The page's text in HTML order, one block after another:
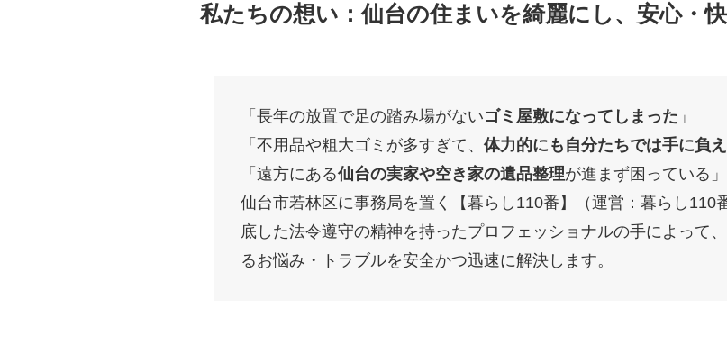
私たちの想い：仙台の住まいを綺麗にし、安心・
「長年の放置で足の踏み場がないゴミ屋敷になってしまった 」
「不用品や粗大ゴミが多すぎて、 体力的にも自分たちでは手に負
「遠方にある仙台の実家や空き家の遺品整理が進まず困っている」
仙台市若林区に事務局を置く【暮らし110番】（運営：暮らし110
底した法令遵守の精神を持ったプロフェッショナルの手によって
るお悩み・トラブルを安全かつ迅速に解決します。